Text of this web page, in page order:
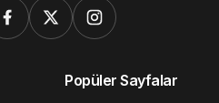
Popüler Sayfalar